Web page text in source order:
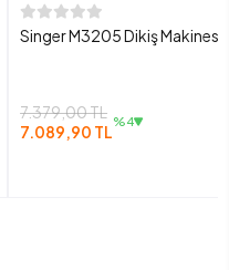
Singer M3205 Dikiş Makinesi
7.379,00 TL
7.089,90 TL %4